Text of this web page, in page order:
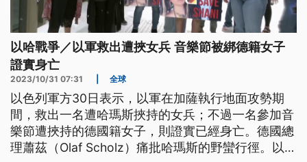
以哈戰爭／以軍救出遭挾女兵 音樂節被綁德籍女子
證實身亡
2023/10/31 07:31 全球
以色列軍方30日表示，以軍在加薩執行地面攻勢期
間，救出一名遭哈瑪斯挾持的女兵；不過一名參加音
樂節遭挾持的德國籍女子，則證實已經身亡。德國總
理蕭茲（Olaf Scholz）痛批哈瑪斯的野蠻行徑。以色